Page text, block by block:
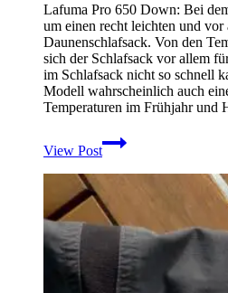
62s
/st
–
Mai-
2011
Lafuma Pro 650 Down: Bei
um einen recht leichten und vor
Daunenschlafsack. Von den
sich der Schlafsack vor allem
im Schlafsack nicht so schnell
Modell wahrscheinlich auch
Temperaturen im Frühjahr und
View Post
Vorstellung
und
Daunen
Sommerschlafsack
Lafuma
650
Down